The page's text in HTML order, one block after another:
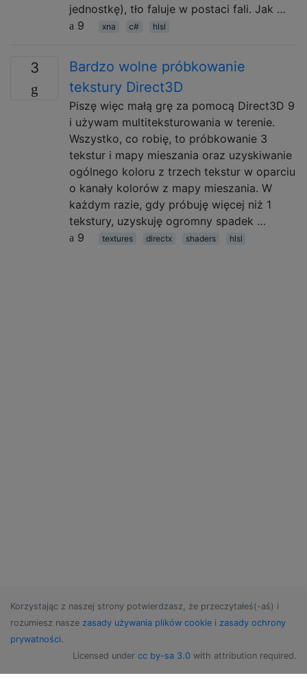
jednostkę), tło faluje w postaci fali. Jak …
9
xna c# hlsl
3
Bardzo wolne próbkowanie
tekstury Direct3D
Piszę więc małą grę za pomocą Direct3D 9
i używam multiteksturowania w terenie.
Wszystko, co robię, to próbkowanie 3
tekstur i mapy mieszania oraz uzyskiwanie
ogólnego koloru z trzech tekstur w oparciu
o kanały kolorów z mapy mieszania. W
każdym razie, gdy próbuję więcej niż 1
tekstury, uzyskuję ogromny spadek …
9
textures directx shaders hlsl
Korzystając z naszej strony potwierdzasz, że przeczytałeś(-aś) i
rozumiesz nasze zasady używania plików cookie i zasady ochrony
prywatności.
Licensed under cc by-sa 3.0 with attribution required.